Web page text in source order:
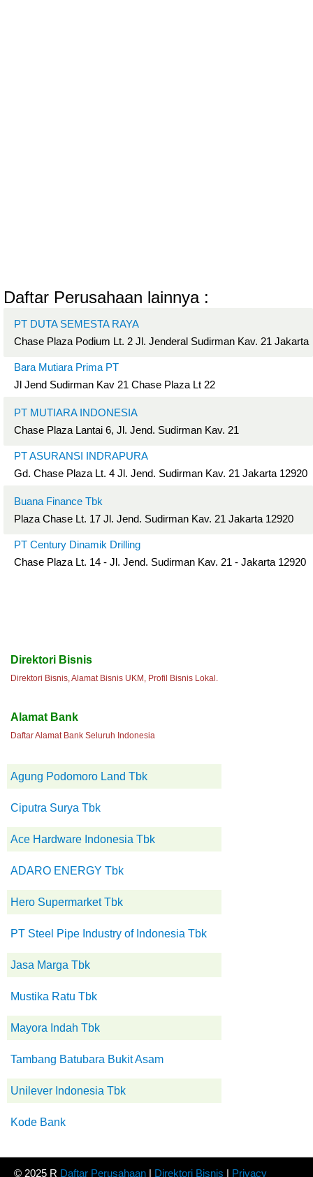
Daftar Perusahaan lainnya :
PT DUTA SEMESTA RAYA
Chase Plaza Podium Lt. 2 Jl. Jenderal Sudirman Kav. 21 Jakarta
Bara Mutiara Prima PT
Jl Jend Sudirman Kav 21 Chase Plaza Lt 22
PT MUTIARA INDONESIA
Chase Plaza Lantai 6, Jl. Jend. Sudirman Kav. 21
PT ASURANSI INDRAPURA
Gd. Chase Plaza Lt. 4 Jl. Jend. Sudirman Kav. 21 Jakarta 12920
Buana Finance Tbk
Plaza Chase Lt. 17 Jl. Jend. Sudirman Kav. 21 Jakarta 12920
PT Century Dinamik Drilling
Chase Plaza Lt. 14 - Jl. Jend. Sudirman Kav. 21 - Jakarta 12920
Direktori Bisnis
Direktori Bisnis, Alamat Bisnis UKM, Profil Bisnis Lokal.
Alamat Bank
Daftar Alamat Bank Seluruh Indonesia
Agung Podomoro Land Tbk
Ciputra Surya Tbk
Ace Hardware Indonesia Tbk
ADARO ENERGY Tbk
Hero Supermarket Tbk
PT Steel Pipe Industry of Indonesia Tbk
Jasa Marga Tbk
Mustika Ratu Tbk
Mayora Indah Tbk
Tambang Batubara Bukit Asam
Unilever Indonesia Tbk
Kode Bank
© 2025 R Daftar Perusahaan | Direktori Bisnis | Privacy